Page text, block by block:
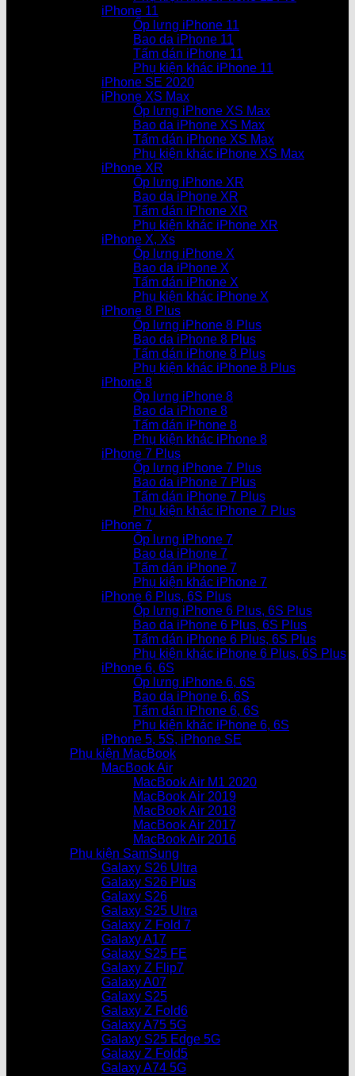
iPhone 11
Ốp lưng iPhone 11
Bao da iPhone 11
Tấm dán iPhone 11
Phụ kiện khác iPhone 11
iPhone SE 2020
iPhone XS Max
Ốp lưng iPhone XS Max
Bao da iPhone XS Max
Tấm dán iPhone XS Max
Phụ kiện khác iPhone XS Max
iPhone XR
Ốp lưng iPhone XR
Bao da iPhone XR
Tấm dán iPhone XR
Phụ kiện khác iPhone XR
iPhone X, Xs
Ốp lưng iPhone X
Bao da iPhone X
Tấm dán iPhone X
Phụ kiện khác iPhone X
iPhone 8 Plus
Ốp lưng iPhone 8 Plus
Bao da iPhone 8 Plus
Tấm dán iPhone 8 Plus
Phụ kiện khác iPhone 8 Plus
iPhone 8
Ốp lưng iPhone 8
Bao da iPhone 8
Tấm dán iPhone 8
Phụ kiện khác iPhone 8
iPhone 7 Plus
Ốp lưng iPhone 7 Plus
Bao da iPhone 7 Plus
Tấm dán iPhone 7 Plus
Phụ kiện khác iPhone 7 Plus
iPhone 7
Ốp lưng iPhone 7
Bao da iPhone 7
Tấm dán iPhone 7
Phụ kiện khác iPhone 7
iPhone 6 Plus, 6S Plus
Ốp lưng iPhone 6 Plus, 6S Plus
Bao da iPhone 6 Plus, 6S Plus
Tấm dán iPhone 6 Plus, 6S Plus
Phụ kiện khác iPhone 6 Plus, 6S Plus
iPhone 6, 6S
Ốp lưng iPhone 6, 6S
Bao da iPhone 6, 6S
Tấm dán iPhone 6, 6S
Phụ kiện khác iPhone 6, 6S
iPhone 5, 5S, iPhone SE
Phụ kiện MacBook
MacBook Air
MacBook Air M1 2020
MacBook Air 2019
MacBook Air 2018
MacBook Air 2017
MacBook Air 2016
Phụ kiện SamSung
Galaxy S26 Ultra
Galaxy S26 Plus
Galaxy S26
Galaxy S25 Ultra
Galaxy Z Fold 7
Galaxy A17
Galaxy S25 FE
Galaxy Z Flip7
Galaxy A07
Galaxy S25
Galaxy Z Fold6
Galaxy A75 5G
Galaxy S25 Edge 5G
Galaxy Z Fold5
Galaxy A74 5G